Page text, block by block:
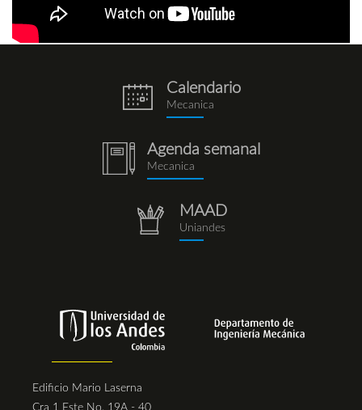
eventos.png
Calendario
Mecanica
notebook
(1).png
Agenda semanal
Mecanica
repositorio.png
MAAD
Uniandes
Edificio Mario Laserna
Cra 1 Este No. 19A - 40